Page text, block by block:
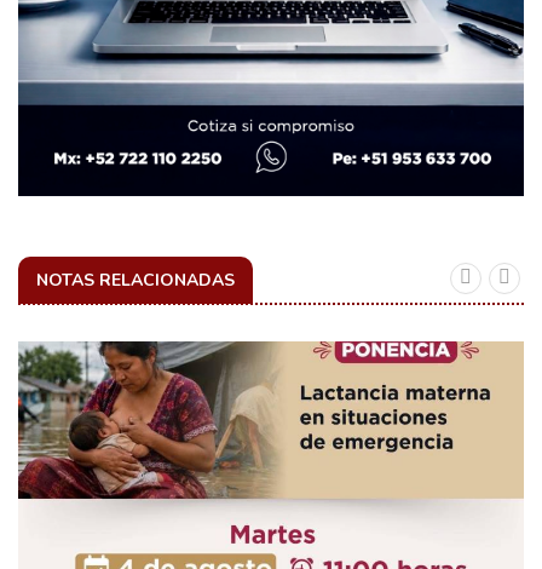
NOTAS RELACIONADAS